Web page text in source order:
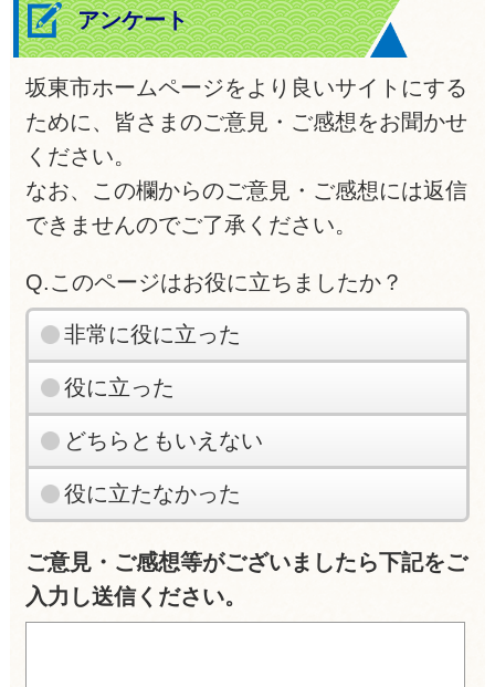
アンケート
坂東市ホームページをより良いサイトにする
ために、皆さまのご意見・ご感想をお聞かせ
ください。
なお、この欄からのご意見・ご感想には返信
できませんのでご了承ください。
Q.このページはお役に立ちましたか？
非常に役に立った
役に立った
どちらともいえない
役に立たなかった
ご意見・ご感想等がございましたら下記をご
入力し送信ください。